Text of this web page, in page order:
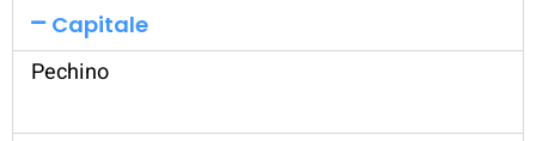
Capitale
Pechino